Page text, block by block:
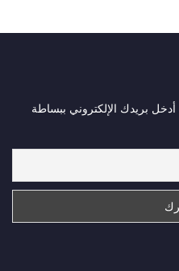
أدخل بريدك الإلكتروني ببساطة